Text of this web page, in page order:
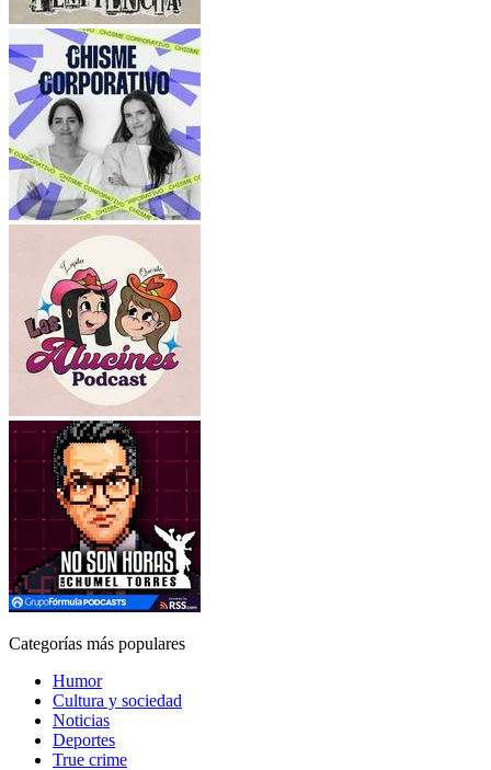
Categorías más populares
Humor
Cultura y sociedad
Noticias
Deportes
True crime